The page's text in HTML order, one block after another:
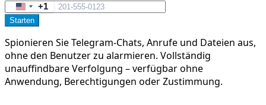
United
States
+1
Starten
Spionieren Sie Telegram-Chats, Anrufe und Dateien aus,
ohne den Benutzer zu alarmieren. Vollständig
unauffindbare Verfolgung – verfügbar ohne
Anwendung, Berechtigungen oder Zustimmung.